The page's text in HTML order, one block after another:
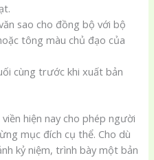
sao cho đồng bộ với bộ
tông màu chủ đạo của
cùng trước khi xuất bản
hiện nay cho phép người
mục đích cụ thể. Cho dù
kỷ niệm, trình bày một bản